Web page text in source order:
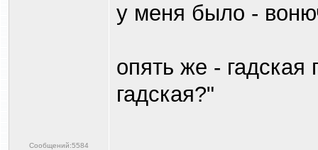
Сообщений:5584
у меня было -
опять же -
гадская?"